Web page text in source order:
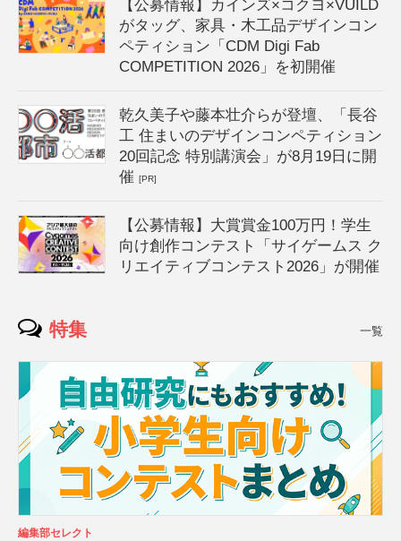
【公募情報】カインズ×コクヨ×VUILD
がタッグ、家具・木工品デザインコン
ペティション「CDM Digi Fab
COMPETITION 2026」を初開催
乾久美子や藤本壮介らが登壇、「長谷
工 住まいのデザインコンペティション
20回記念 特別講演会」が8月19日に開
催[PR]
【公募情報】大賞賞金100万円！学生
向け創作コンテスト「サイゲームス ク
リエイティブコンテスト2026」が開催
特集 一覧
編集部セレクト